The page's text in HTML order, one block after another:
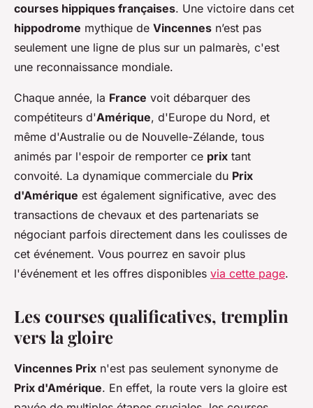
courses hippiques françaises. Une victoire dans cet
hippodrome mythique de Vincennes n’est pas
seulement une ligne de plus sur un palmarès, c'est
une reconnaissance mondiale.
Chaque année, la France voit débarquer des
compétiteurs d'Amérique, d'Europe du Nord, et
même d'Australie ou de Nouvelle-Zélande, tous
animés par l'espoir de remporter ce prix tant
convoité. La dynamique commerciale du Prix
d'Amérique est également significative, avec des
transactions de chevaux et des partenariats se
négociant parfois directement dans les coulisses de
cet événement. Vous pourrez en savoir plus
l'événement et les offres disponibles via cette page.
Les courses qualificatives, tremplin
vers la gloire
Vincennes Prix n'est pas seulement synonyme de
Prix d'Amérique. En effet, la route vers la gloire est